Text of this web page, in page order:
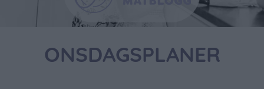
ONSDAGSPLANER